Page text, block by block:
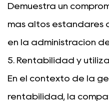
Demuestra un
más altos estándares
en la administración
5. Rentabilidad y
En el contexto de la
rentabilidad, la